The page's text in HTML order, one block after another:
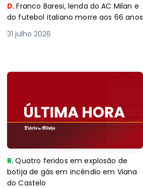
D.Franco Baresi, lenda do AC Milan e
do futebol italiano morre aos 66 anos
31 julho 2026
R.Quatro feridos em explosão de
botija de gás em incêndio em Viana
do Castelo